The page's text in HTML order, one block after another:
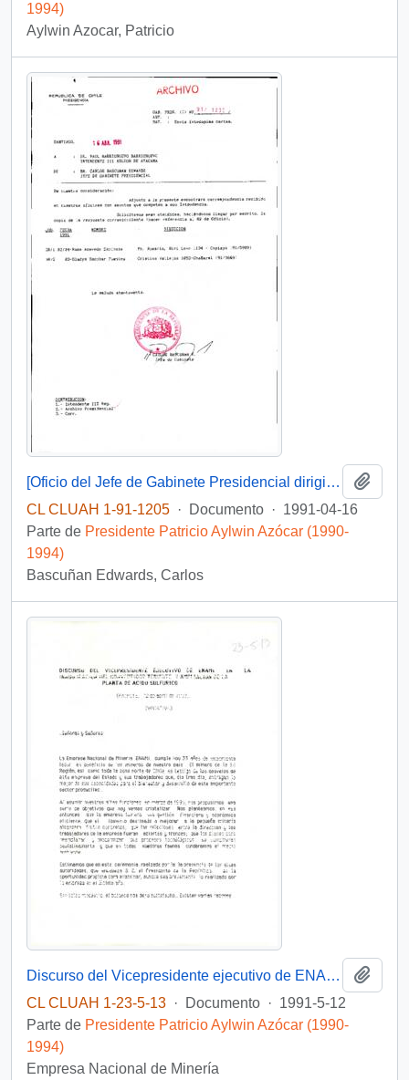
1994)
Aylwin Azocar, Patricio
[Oficio del Jefe de Gabinete Presidencial dirigido al Intendente de la III Región de Atacama, Sr. Raúl Barrionuevo]
CL CLUAH 1-91-1205 · Documento · 1991-04-16
Parte de Presidente Patricio Aylwin Azócar (1990-
1994)
Bascuñan Edwards, Carlos
Discurso del Vicepresidente ejecutivo de ENAMI en la Inauguración del convertidor teniente y ampliación de la plata de ácido sulfúrico (Paipote, 13 de abril 1993).
CL CLUAH 1-23-5-13 · Documento · 1991-5-12
Parte de Presidente Patricio Aylwin Azócar (1990-
1994)
Empresa Nacional de Minería